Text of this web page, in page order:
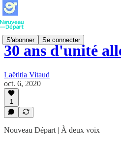
S'abonner Se connecter
30 ans d'unité
Laëtitia Vitaud
oct. 6, 2020
1
Nouveau Départ | À deux voix